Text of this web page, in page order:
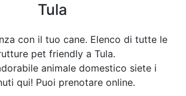
Tula
con il tuo cane. Elenco di tutte le
pet friendly a Tula.
animale domestico siete i
qui! Puoi prenotare online.